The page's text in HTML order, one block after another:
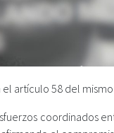
artículo 58 del
coordinados